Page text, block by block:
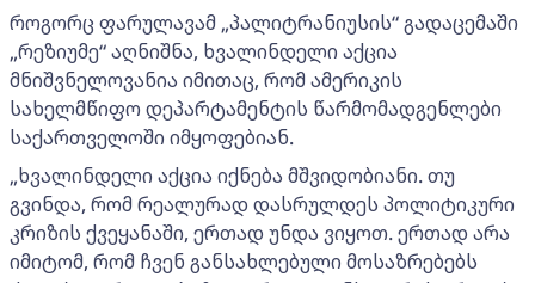
როგორც ფარულავამ „პალიტრანიუსის“ გადაცემაში
„რეზიუმე“ აღნიშნა, ხვალინდელი აქცია
მნიშვნელოვანია იმითაც, რომ ამერიკის
სახელმწიფო დეპარტამენტის წარმომადგენლები
საქართველოში იმყოფებიან.
„ხვალინდელი აქცია იქნება მშვიდობიანი. თუ
გვინდა, რომ რეალურად დასრულდეს პოლიტიკური
კრიზის ქვეყანაში, ერთად უნდა ვიყოთ. ერთად არა
იმიტომ, რომ ჩვენ განსახლებული მოსაზრებებს